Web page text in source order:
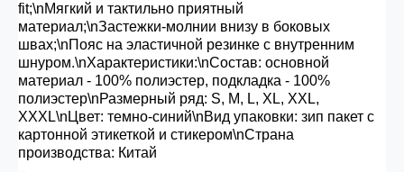
fit;\nМягкий и тактильно приятный
материал;\nЗастежки-молнии внизу в боковых
швах;\nПояс на эластичной резинке с внутренним
шнуром.\nХарактеристики:\nСостав: основной
материал - 100% полиэстер, подкладка - 100%
полиэстер\nРазмерный ряд: S, M, L, XL, XXL,
XXXL\nЦвет: темно-синий\nВид упаковки: зип пакет с
картонной этикеткой и стикером\nСтрана
производства: Китай